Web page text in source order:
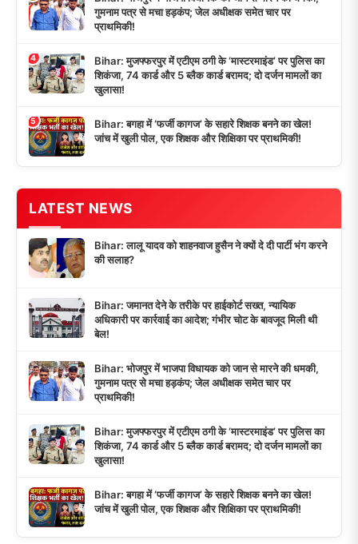
गुमनाम पत्र से मचा हड़कंप; जेल अधीक्षक समेत चार पर
प्राथमिकी!
4
Bihar: मुजफ्फरपुर में एटीएम ठगी के ‘मास्टरमाइंड’ पर पुलिस का
शिकंजा, 74 कार्ड और 5 ब्लैक कार्ड बरामद; दो दर्जन मामलों का
खुलासा!
5
Bihar: बगहा में ‘फर्जी कागज’ के सहारे शिक्षक बनने का खेल!
जांच में खुली पोल, एक शिक्षक और शिक्षिका पर प्राथमिकी!
LATEST NEWS
Bihar: लालू यादव को शाहनवाज हुसैन ने क्यों दे दी पार्टी भंग करने
की सलाह?
Bihar: जमानत देने के तरीके पर हाईकोर्ट सख्त, न्यायिक
अधिकारी पर कार्रवाई का आदेश; गंभीर चोट के बावजूद मिली थी
बेल!
Bihar: भोजपुर में भाजपा विधायक को जान से मारने की धमकी,
गुमनाम पत्र से मचा हड़कंप; जेल अधीक्षक समेत चार पर
प्राथमिकी!
Bihar: मुजफ्फरपुर में एटीएम ठगी के ‘मास्टरमाइंड’ पर पुलिस का
शिकंजा, 74 कार्ड और 5 ब्लैक कार्ड बरामद; दो दर्जन मामलों का
खुलासा!
Bihar: बगहा में ‘फर्जी कागज’ के सहारे शिक्षक बनने का खेल!
जांच में खुली पोल, एक शिक्षक और शिक्षिका पर प्राथमिकी!